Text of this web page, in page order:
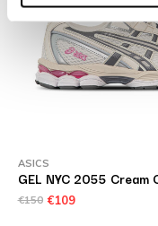
ASICS
GEL NYC 2055 Cream
€150 €109